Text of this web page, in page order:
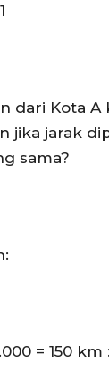
dari Kota A
jika jarak
sama?
= 150 km